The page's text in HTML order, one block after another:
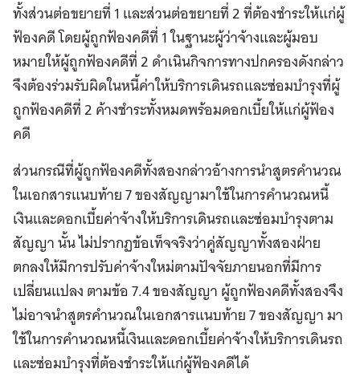
ทั้งส่วนต่อขยายที่ 1 และส่วนต่อขยายที่ 2 ที่ต้องชำระให้แก่ผู้
ฟ้องคดี โดยผู้ถูกฟ้องคดีที่ 1 ในฐานะผู้ว่าจ้างและผู้มอบ
หมายให้ผู้ถูกฟ้องคดีที่ 2 ดำเนินกิจการทางปกครองดังกล่าว
จึงต้องร่วมรับผิดในหนี้ค่าให้บริการเดินรถและซ่อมบำรุงที่ผู้
ถูกฟ้องคดีที่ 2 ค้างชำระทั้งหมดพร้อมดอกเบี้ยให้แก่ผู้ฟ้อง
คดี
ส่วนกรณีที่ผู้ถูกฟ้องคดีทั้งสองกล่าวอ้างการนำสูตรคำนวณ
ในเอกสารแนบท้าย 7 ของสัญญามาใช้ในการคำนวณหนี้
เงินและดอกเบี้ยค่าจ้างให้บริการเดินรถและซ่อมบำรุงตาม
สัญญา นั้น ไม่ปรากฏข้อเท็จจริงว่าคู่สัญญาทั้งสองฝ่าย
ตกลงให้มีการปรับค่าจ้างใหม่ตามปัจจัยภายนอกที่มีการ
เปลี่ยนแปลง ตามข้อ 7.4 ของสัญญา ผู้ถูกฟ้องคดีทั้งสองจึง
ไม่อาจนำสูตรคำนวณในเอกสารแนบท้าย 7 ของสัญญา มา
ใช้ในการคำนวณหนี้เงินและดอกเบี้ยค่าจ้างให้บริการเดินรถ
และซ่อมบำรุงที่ต้องชำระให้แก่ผู้ฟ้องคดีได้